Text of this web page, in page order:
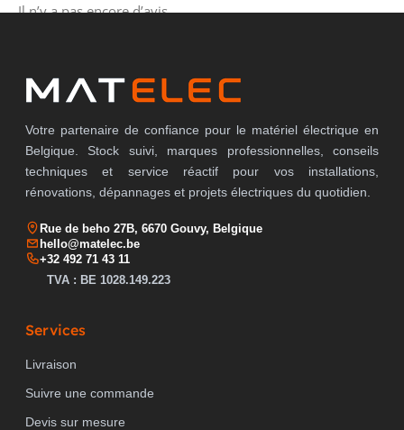
Il n’y a pas encore d’avis.
Votre partenaire de confiance pour le matériel électrique en
Belgique. Stock suivi, marques professionnelles, conseils
techniques et service réactif pour vos installations,
rénovations, dépannages et projets électriques du quotidien.
Rue de beho 27B, 6670 Gouvy, Belgique
hello@matelec.be
+32 492 71 43 11
TVA : BE 1028.149.223
Services
Livraison
Suivre une commande
Devis sur mesure